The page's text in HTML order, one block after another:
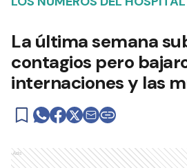
La última semana
contagios pero
internaciones y las
Ads